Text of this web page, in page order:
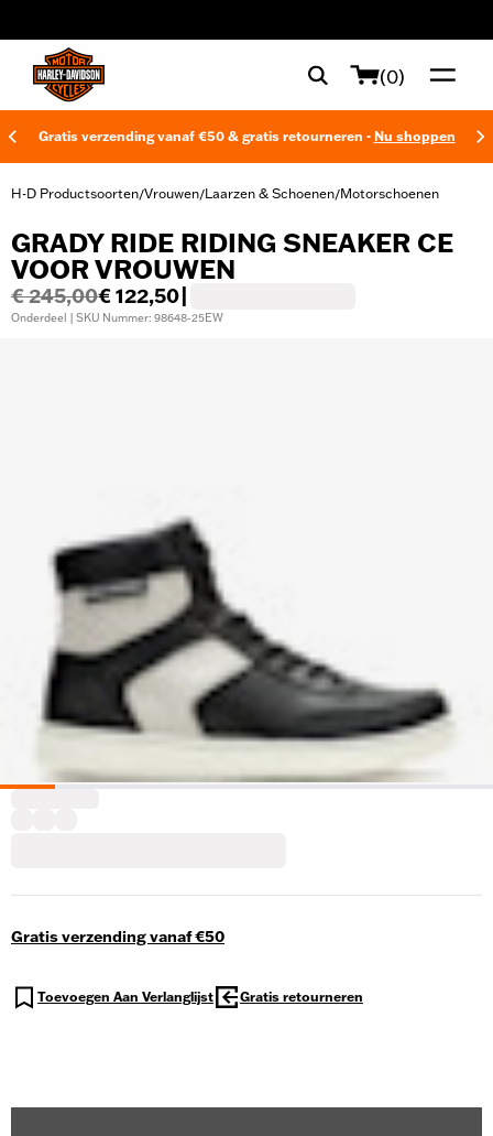
(0)
Gratis verzending vanaf €50 & gratis retourneren - Nu shoppen
H-D Productsoorten/Vrouwen/Laarzen & Schoenen/Motorschoenen
GRADY RIDE RIDING SNEAKER CE
VOOR VROUWEN
€ 245,00€ 122,50
Onderdeel | SKU Nummer: 98648-25EW
Gratis verzending vanaf €50
Toevoegen Aan Verlanglijst Gratis retourneren